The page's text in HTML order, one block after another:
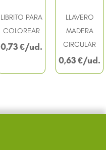
LIBRITO PARA
COLOREAR
0,73€
LLAVERO
MADERA
CIRCULAR
0,63€